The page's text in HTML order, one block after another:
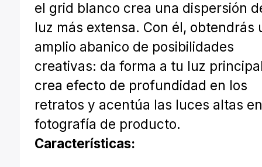
el grid blanco crea una dispersión
luz más extensa. Con él, obtendrás
amplio abanico de posibilidades
creativas: da forma a tu luz
crea efecto de profundidad en los
retratos y acentúa las luces altas
fotografía de producto.
Características: